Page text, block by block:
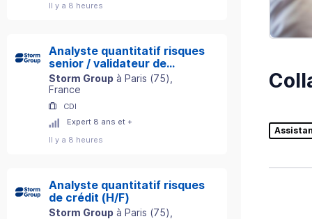
Il y a 8 heures
Analyste quantitatif risques
senior / validateur de
modèles (H/F)
Storm Group à Paris (75)
France
CDI
Expert 8 ans et +
Il y a 8 heures
Analyste quantitatif risques
de crédit (H/F)
Storm Group à Paris (75)